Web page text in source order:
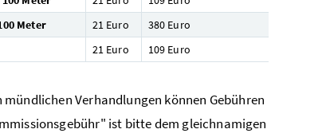
Meter 21 Euro
380 Euro
21 Euro 109 Euro
Verhandlungen können Gebühren
ist bitte dem gleichnamigen